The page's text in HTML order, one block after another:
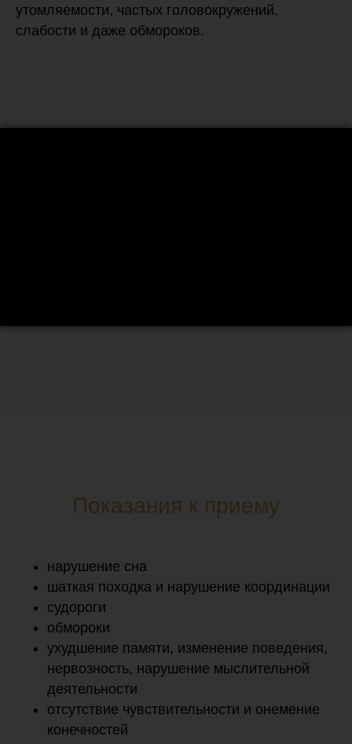
утомляемости, частых головокружений,
слабости и даже обмороков.
Показания к приему
нарушение сна
шаткая походка и нарушение координации
судороги
обмороки
ухудшение памяти, изменение поведения,
нервозность, нарушение мыслительной
деятельности
отсутствие чувствительности и онемение
конечностей